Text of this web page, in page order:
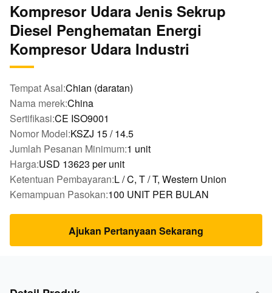
Kompresor Udara Jenis Sekrup
Diesel Penghematan Energi
Kompresor Udara Industri
Tempat Asal:Chian (daratan)
Nama merek:China
Sertifikasi:CE ISO9001
Nomor Model:KSZJ 15 / 14.5
Jumlah Pesanan Minimum:1 unit
Harga:USD 13623 per unit
Ketentuan Pembayaran:L / C, T / T, Western Union
Kemampuan Pasokan:100 UNIT PER BULAN
Ajukan Pertanyaan Sekarang